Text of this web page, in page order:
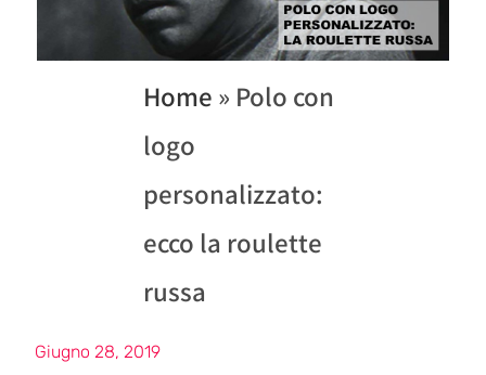
Home » Polo con
logo
personalizzato:
ecco la roulette
russa
Giugno 28, 2019